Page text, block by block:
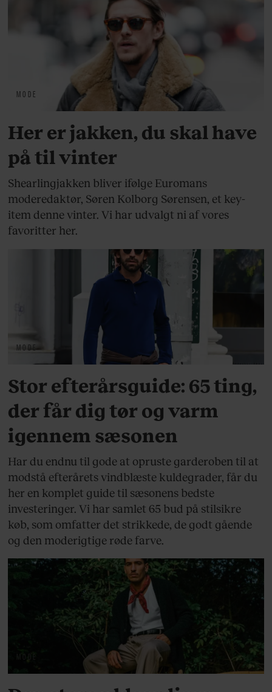
MODE
Her er jakken, du skal have
på til vinter
Shearlingjakken bliver ifølge Euromans
moderedaktør, Søren Kolborg Sørensen, et key-
item denne vinter. Vi har udvalgt ni af vores
favoritter her.
MODE
Stor efterårsguide: 65 ting,
der får dig tør og varm
igennem sæsonen
Har du endnu til gode at opruste garderoben til at
modstå efterårets vindblæste kuldegrader, får du
her en komplet guide til sæsonens bedste
investeringer. Vi har samlet 65 bud på stilsikre
køb, som omfatter det strikkede, de godt gående
og den moderigtige røde farve.